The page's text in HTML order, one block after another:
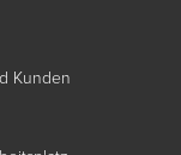
Kunden